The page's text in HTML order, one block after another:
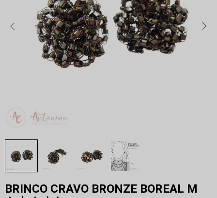
BRINCO CRAVO BRONZE BOREAL M